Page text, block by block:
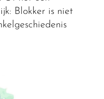
Blokker is niet